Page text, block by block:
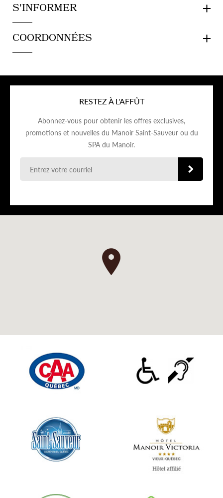
S'INFORMER
COORDONNÉES
RESTEZ À L'AFFÛT
Abonnez-vous pour obtenir les offres exclusives,
promotions et nouvelles du Manoir Saint-Sauveur ou du
SPA du Manoir.